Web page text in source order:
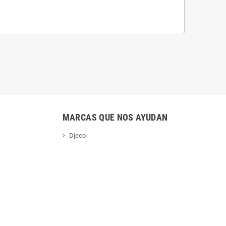
MARCAS QUE NOS AYUDAN
Djeco